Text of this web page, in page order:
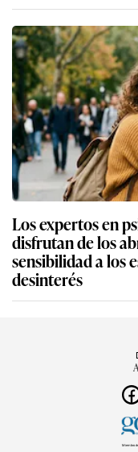
Los expertos en
disfrutan de los
sensibilidad a los
desinterés
Miembro